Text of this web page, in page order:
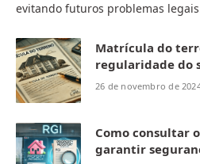
evitando futuros problemas
Matrícula do
regularidade do
26 de novembro de
Como consultar
garantir